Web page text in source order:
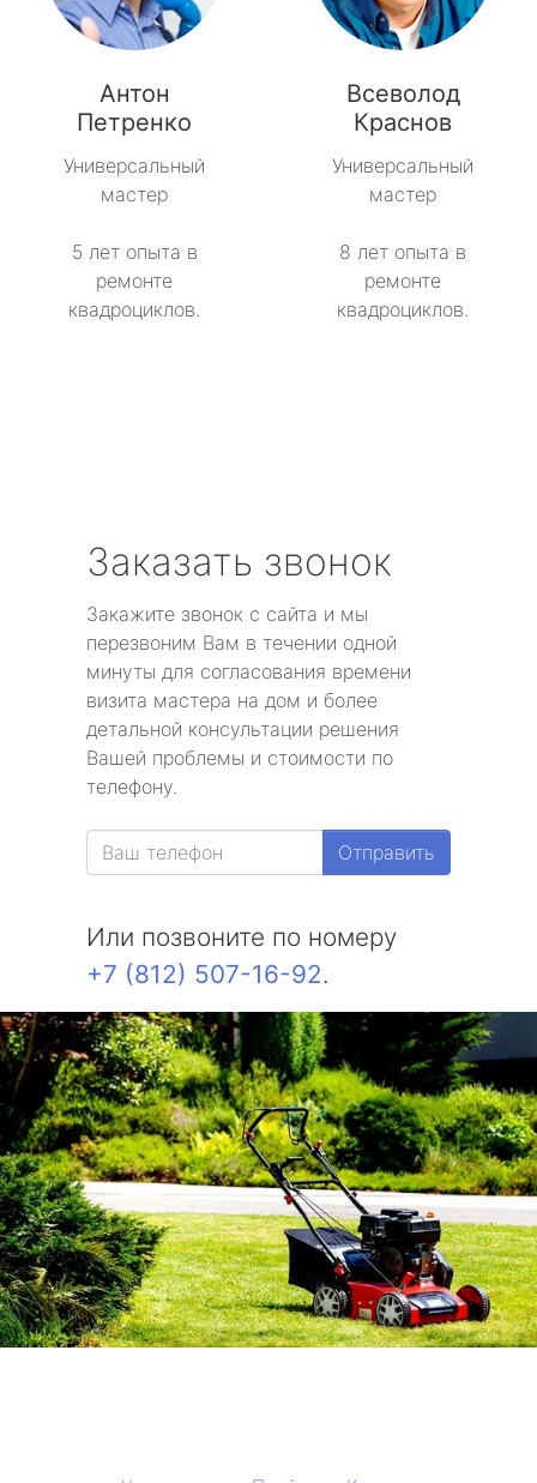
Антон
Петренко
Универсальный
мастер
5 лет опыта в
ремонте
квадроциклов.
Всеволод
Краснов
Универсальный
мастер
8 лет опыта в
ремонте
квадроциклов.
Заказать звонок
Закажите звонок с сайта и мы
перезвоним Вам в течении одной
минуты для согласования времени
визита мастера на дом и более
детальной консультации решения
Вашей проблемы и стоимости по
телефону.
Отправить
Или позвоните по номеру
+7 (812) 507-16-92.